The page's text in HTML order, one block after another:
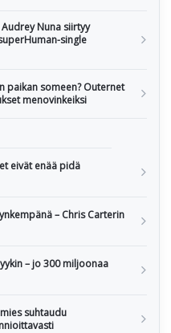
Nuna siirtyy
single
paikan someen? Outernet
menovinkeiksi
eivät enää pidä
– Chris Carterin
– jo 300 miljoonaa
suhtaudu